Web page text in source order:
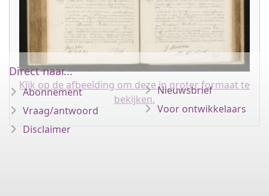
Klik op de afbeelding om deze in groter formaat te
bekijken.
Direct naar...
Abonnement
Vraag/antwoord
Disclaimer
Nieuwsbrief
Voor ontwikkelaars